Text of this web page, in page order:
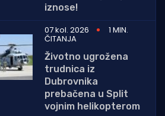
iznose!
07 kol. 2026
1 MIN.
ČITANJA
Životno ugrožena
trudnica iz
Dubrovnika
prebačena u Split
vojnim helikopterom